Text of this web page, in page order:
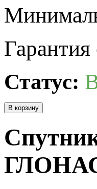
Гарантия
Статус: